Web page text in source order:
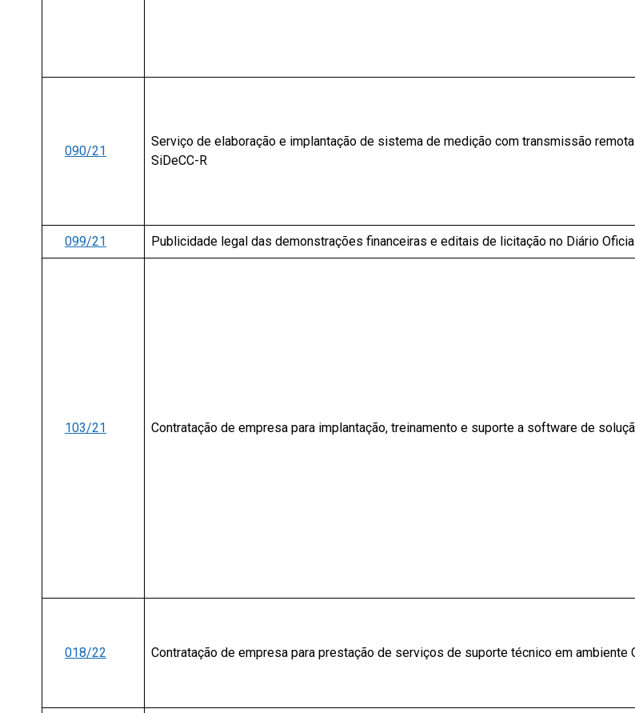
090/21
Serviço de elaboração e implantação de sistema de medição com transmissão
SiDeCC-R
099/21 Publicidade legal das demonstrações financeiras e editais de licitação no Diário
103/21 Contratação de empresa para implantação, treinamento e suporte a software de
018/22 Contratação de empresa para prestação de serviços de suporte técnico em ambiente